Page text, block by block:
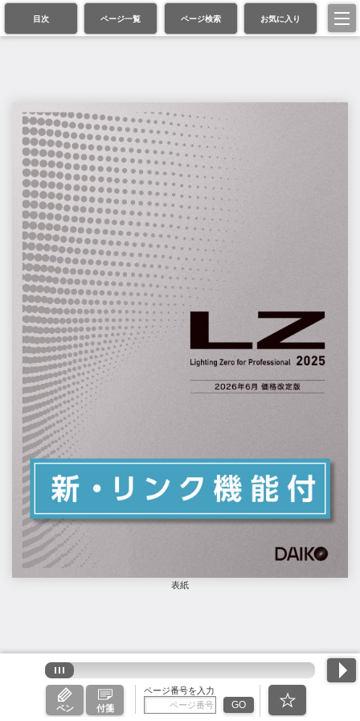
目次 ページ一覧 ページ検索 お気に入り
表紙
ペン 付箋
ページ番号を入力
GO